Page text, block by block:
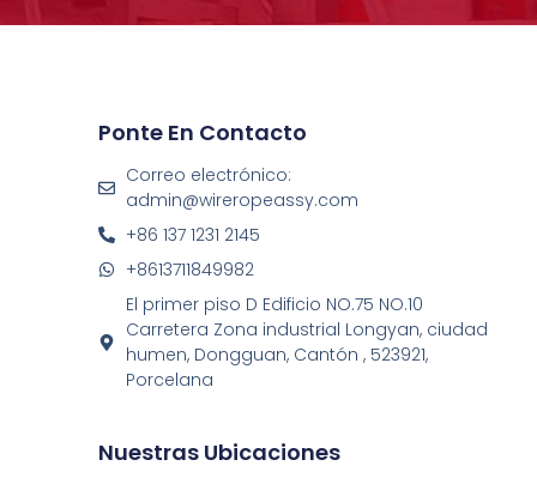
Ponte En Contacto
Correo electrónico:
admin@wireropeassy.com
+86 137 1231 2145
+8613711849982
El primer piso D Edificio NO.75 NO.10
Carretera Zona industrial Longyan, ciudad
humen, Dongguan, Cantón , 523921,
Porcelana
Nuestras Ubicaciones